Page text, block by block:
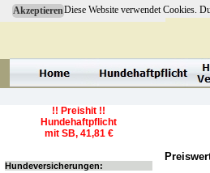
AkzeptierenDiese Website verwendet Cookies.
!! Preishit !!
Hundehaftpflicht
mit SB, 41,81 €
Hundeversicherungen: